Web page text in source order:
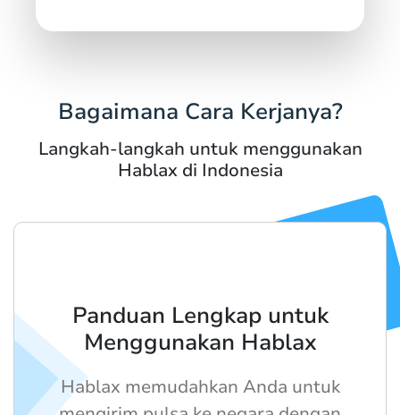
Bagaimana Cara Kerjanya?
Langkah-langkah untuk menggunakan
Hablax di Indonesia
Panduan Lengkap untuk
Menggunakan Hablax
Hablax memudahkan Anda untuk